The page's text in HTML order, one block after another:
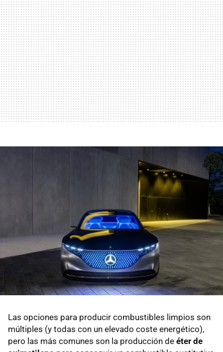
Las opciones para producir combustibles limpios son
múltiples (y todas con un elevado coste energético),
pero las más comunes son la producción de éter de